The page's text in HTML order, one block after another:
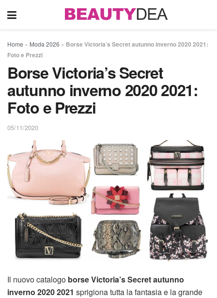
Home » Moda 2026 » Borse Victoria’s Secret autunno inverno 2020 2021:
Foto e Prezzi
Borse Victoria’s Secret
autunno inverno 2020 2021:
Foto e Prezzi
05/11/2020
Il nuovo catalogo borse Victoria’s Secret autunno
inverno 2020 2021 sprigiona tutta la fantasia e la grande